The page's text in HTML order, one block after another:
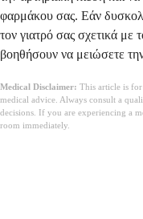
φαρμάκου σας. Εάν
τον γιατρό σας σχετικά
βοηθήσουν να μειώσετε
Medical Disclaimer: This article is
medical advice. Always consult a
decisions. If you are experiencing a
room immediately.